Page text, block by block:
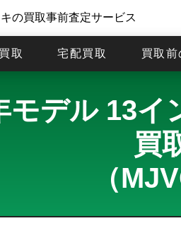
の買取事前査定サービス
取 宅配買取 買取
デル 13イ
買
（